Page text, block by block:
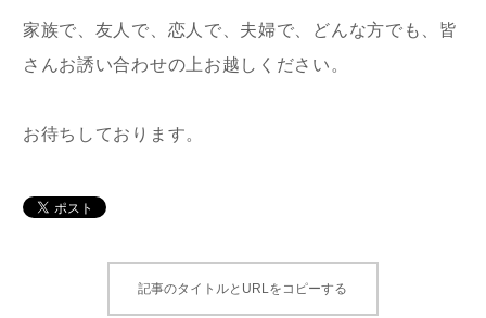
家族で、友人で、恋人で、夫婦で、どんな方でも、皆
さんお誘い合わせの上お越しください。
お待ちしております。
記事のタイトルとURLをコピーする